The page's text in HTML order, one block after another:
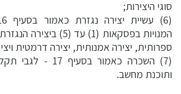
סוגי היצירות;
המנויות בפסקאות (1) עד
ספרותית, יצירה אמנותית, יצירה דרמטית
(7) השכרה כאמור
ותוכנת מחשב.